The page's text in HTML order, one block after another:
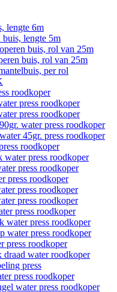
lengte 6m
lengte 5m
buis, rol van 25m
buis, rol van 25m
per rol
roodkoper
press roodkoper
press roodkoper
water press roodkoper
45gr. press roodkoper
roodkoper
water press roodkoper
press roodkoper
press roodkoper
press roodkoper
press roodkoper
press roodkoper
water press roodkoper
water press roodkoper
press roodkoper
draad water roodkoper
press
press roodkoper
water press roodkoper